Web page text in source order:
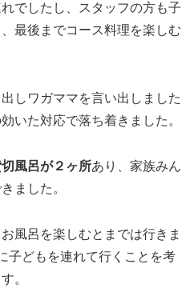
でしたし、スタッフの方も子
最後までコース料理を楽しむ
しワガママを言い出しました
いた対応で落ち着きました。
風呂が２ヶ所あり、家族みん
ました。
風呂を楽しむとまでは行きま
子どもを連れて行くことを考
。